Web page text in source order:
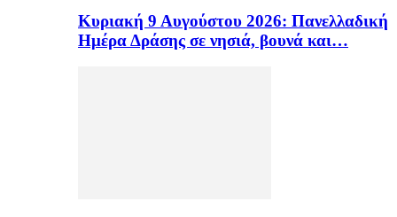
Κυριακή 9 Αυγούστου 2026: Πανελλαδική
Ημέρα Δράσης σε νησιά, βουνά και…